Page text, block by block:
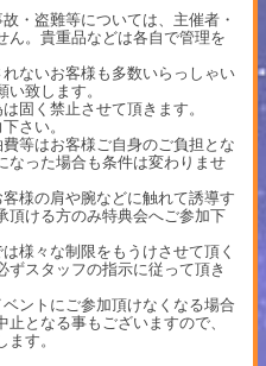
・盗難等については、主催者・
ん。貴重品などは各自で管理を
ないお客様も多数いらっしゃい
致します。
固く禁止させて頂きます。
さい。
等はお客様ご自身のご負担とな
なった場合も条件は変わりませ
様の肩や腕などに触れて誘導す
頂ける方のみ特典会へご参加下
様々な制限をもうけさせて頂く
ずスタッフの指示に従って頂き
ントにご参加頂けなくなる場合
となる事もございますので、
す。